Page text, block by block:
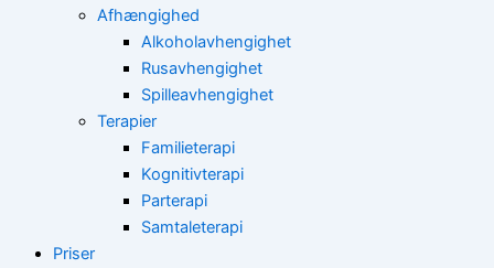
Afhængighed
Alkoholavhengighet
Rusavhengighet
Spilleavhengighet
Terapier
Familieterapi
Kognitivterapi
Parterapi
Samtaleterapi
Priser